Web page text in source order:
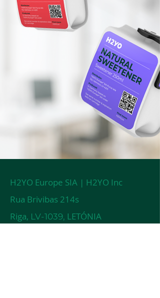
H2YO Europe SIA | H2YO Inc
Rua Brivibas 214s
Riga, LV-1039, LETÓNIA